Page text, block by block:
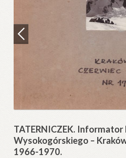
Zamówienie
Help in English
TATERNICZEK. Informator
Wysokogórskiego –
1966-1970.